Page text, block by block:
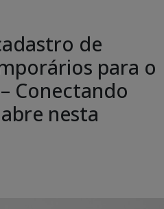
de
para o
Conectando
nesta